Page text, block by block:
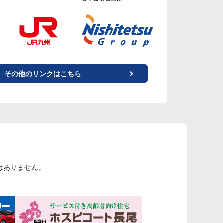
その他のリンクはこちら
りません。